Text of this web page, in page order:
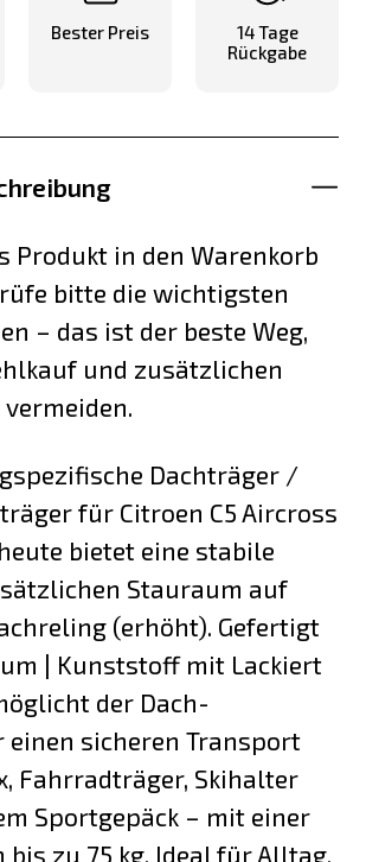
Bester Preis
14 Tage
Rückgabe
Produkt in den Warenkorb
bitte die wichtigsten
– das ist der beste Weg,
und zusätzlichen
Dachträger /
für Citroen C5 Aircross
bietet eine stabile
Stauraum auf
(erhöht). Gefertigt
| Kunststoff mit Lackiert
der Dach-
einen sicheren Transport
Fahrradträger, Skihalter
Sportgepäck – mit einer
bis zu 75 kg. Ideal für Alltag,